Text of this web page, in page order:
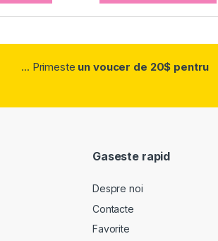
... Primeste un voucer de 20$ pentru
Gaseste rapid
Despre noi
Contacte
Favorite